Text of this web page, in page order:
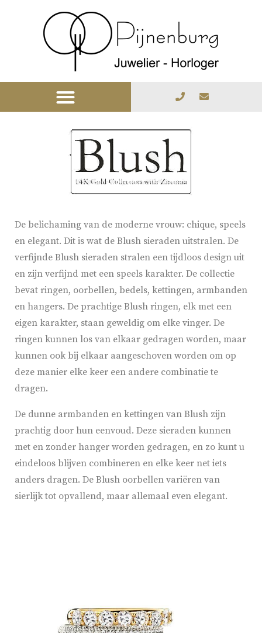
De belichaming van de moderne vrouw: chique, speels
en elegant. Dit is wat de Blush sieraden uitstralen. De
verfijnde Blush sieraden stralen een tijdloos design uit
en zijn verfijnd met een speels karakter. De collectie
bevat ringen, oorbellen, bedels, kettingen, armbanden
en hangers. De prachtige Blush ringen, elk met een
eigen karakter, staan geweldig om elke vinger. De
ringen kunnen los van elkaar gedragen worden, maar
kunnen ook bij elkaar aangeschoven worden om op
deze manier elke keer een andere combinatie te
dragen.
De dunne armbanden en kettingen van Blush zijn
prachtig door hun eenvoud. Deze sieraden kunnen
met en zonder hanger worden gedragen, en zo kunt u
eindeloos blijven combineren en elke keer net iets
anders dragen. De Blush oorbellen variëren van
sierlijk tot opvallend, maar allemaal even elegant.